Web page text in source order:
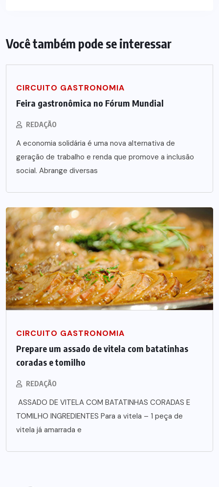
Você também pode se interessar
CIRCUITO GASTRONOMIA
Feira gastronômica no Fórum Mundial
REDAÇÃO
A economia solidária é uma nova alternativa de
geração de trabalho e renda que promove a inclusão
social. Abrange diversas
CIRCUITO GASTRONOMIA
Prepare um assado de vitela com batatinhas
coradas e tomilho
REDAÇÃO
ASSADO DE VITELA COM BATATINHAS CORADAS E
TOMILHO INGREDIENTES Para a vitela – 1 peça de
vitela já amarrada e